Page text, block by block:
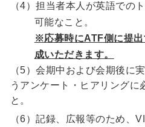
（4）担当者本人が英語での
可能なこと。
※応募時にATF側に提
成いただきます。
（5）会期中および会期後に
うアンケート・ヒアリングに
と。
（6）記録、広報等のため、